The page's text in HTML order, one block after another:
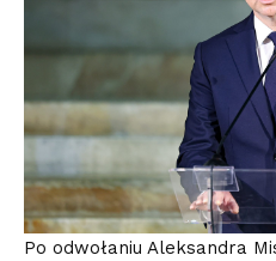
Po odwołaniu Aleksandra